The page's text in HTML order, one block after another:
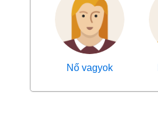
Nő vagyok